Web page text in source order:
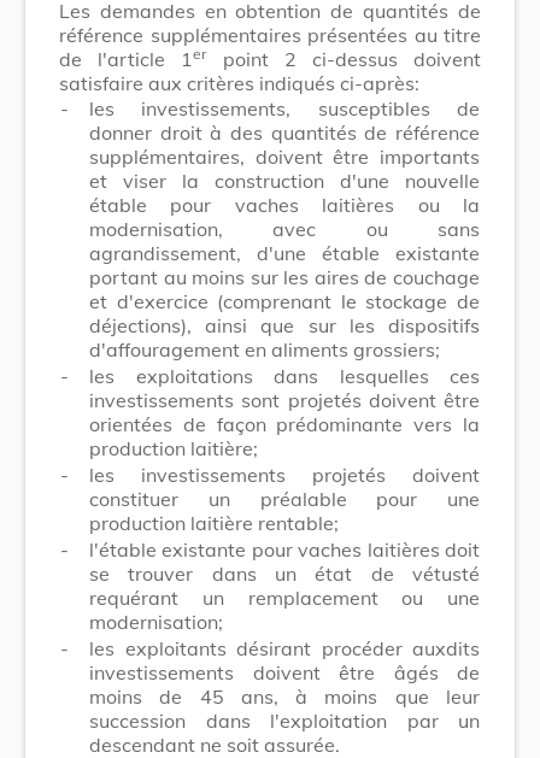
Les demandes en obtention de quantités de
référence supplémentaires présentées au titre
de l'article 1erpoint 2 ci-dessus doivent
satisfaire aux critères indiqués ci-après:
-
les investissements, susceptibles de
donner droit à des quantités de référence
supplémentaires, doivent être importants
et viser la construction d'une nouvelle
étable pour vaches laitières ou la
modernisation, avec ou sans
agrandissement, d'une étable existante
portant au moins sur les aires de couchage
et d'exercice (comprenant le stockage de
déjections), ainsi que sur les dispositifs
d'affouragement en aliments grossiers;
-
les exploitations dans lesquelles ces
investissements sont projetés doivent être
orientées de façon prédominante vers la
production laitière;
-
les investissements projetés doivent
constituer un préalable pour une
production laitière rentable;
-
l'étable existante pour vaches laitières doit
se trouver dans un état de vétusté
requérant un remplacement ou une
modernisation;
-
les exploitants désirant procéder auxdits
investissements doivent être âgés de
moins de 45 ans, à moins que leur
succession dans l'exploitation par un
descendant ne soit assurée.